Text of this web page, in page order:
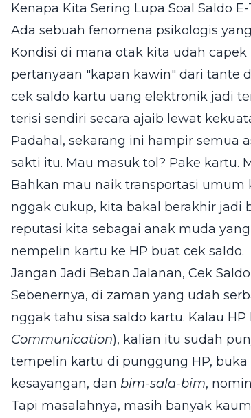
Kenapa Kita Sering Lupa Soal Saldo E-
Ada sebuah fenomena psikologis
Kondisi di mana otak kita udah
pertanyaan "kapan kawin" dari tante
cek saldo kartu uang elektronik jadi
terisi sendiri secara ajaib lewat
Padahal, sekarang ini hampir semua
sakti itu. Mau masuk tol? Pake kartu.
Bahkan mau naik transportasi umum
nggak cukup, kita bakal berakhir jadi
reputasi kita sebagai anak muda
nempelin kartu ke HP buat cek saldo.
Jangan Jadi Beban Jalanan, Cek
Sebenernya, di zaman yang udah
nggak tahu sisa saldo kartu. Kalau
Communication), kalian itu sudah
tempelin kartu di punggung HP,
kesayangan, dan bim-sala-bim,
Tapi masalahnya, masih banyak